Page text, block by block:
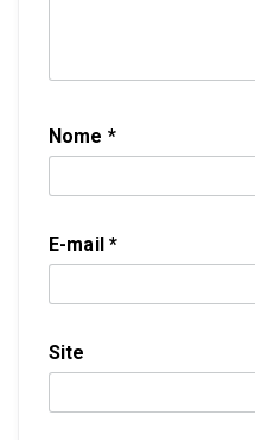
Nome *
E-mail*
Site